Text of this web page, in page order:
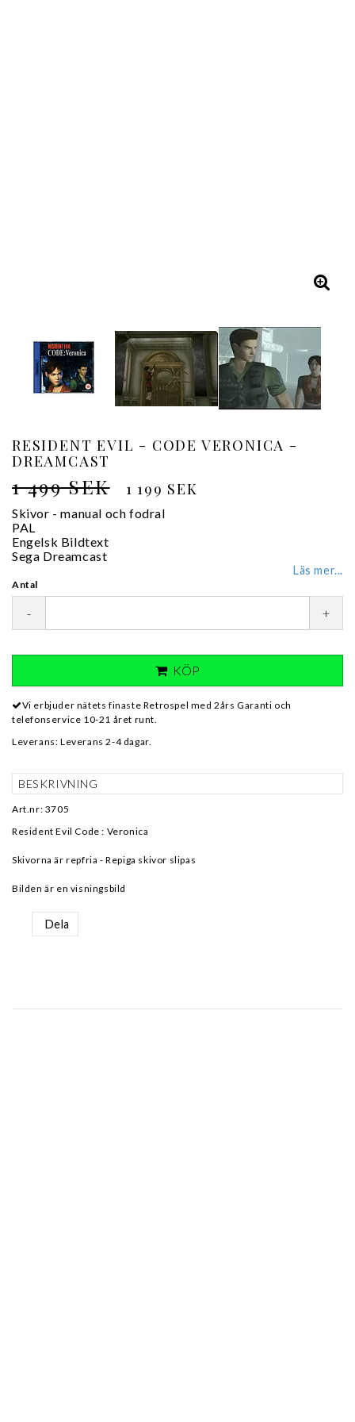
RESIDENT EVIL - CODE VERONICA -
DREAMCAST
1 499 SEK 1 199 SEK
Skivor - manual och fodral
PAL
Engelsk Bildtext
Sega Dreamcast
Läs mer...
Antal
- +
KÖP
Vi erbjuder nätets finaste Retrospel med 2års Garanti och
telefonservice 10-21 året runt.
Leverans: Leverans 2-4 dagar.
BESKRIVNING
Art.nr: 3705
Resident Evil Code : Veronica
Skivorna är repfria - Repiga skivor slipas
Bilden är en visningsbild
Dela